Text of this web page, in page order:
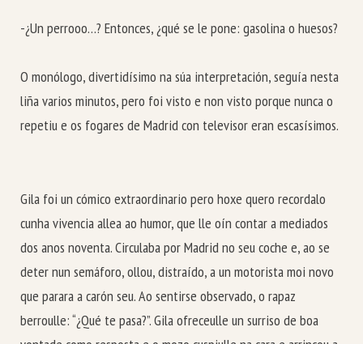
-¿Un perrooo…? Entonces, ¿qué se le pone: gasolina o huesos?
O monólogo, divertidísimo na súa interpretación, seguía nesta
liña varios minutos, pero foi visto e non visto porque nunca o
repetiu e os fogares de Madrid con televisor eran escasísimos.
Gila foi un cómico extraordinario pero hoxe quero recordalo
cunha vivencia allea ao humor, que lle oín contar a mediados
dos anos noventa. Circulaba por Madrid no seu coche e, ao se
deter nun semáforo, ollou, distraído, a un motorista moi novo
que parara a carón seu. Ao sentirse observado, o rapaz
berroulle: “¿Qué te pasa?”. Gila ofreceulle un surriso de boa